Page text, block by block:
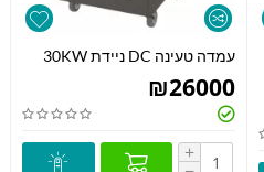
עמדה טעינה DC ניידת 30KW
₪26000
+